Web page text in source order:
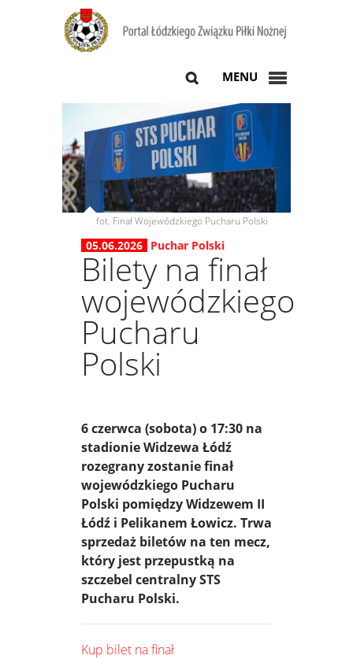
MENU
fot. Finał Wojewódzkiego Pucharu Polski
05.06.2026 Puchar Polski
Bilety na finał
wojewódzkiego
Pucharu
Polski
6 czerwca (sobota) o 17:30 na
stadionie Widzewa Łódź
rozegrany zostanie finał
wojewódzkiego Pucharu
Polski pomiędzy Widzewem II
Łódź i Pelikanem Łowicz. Trwa
sprzedaż biletów na ten mecz,
który jest przepustką na
szczebel centralny STS
Pucharu Polski.
Kup bilet na finał